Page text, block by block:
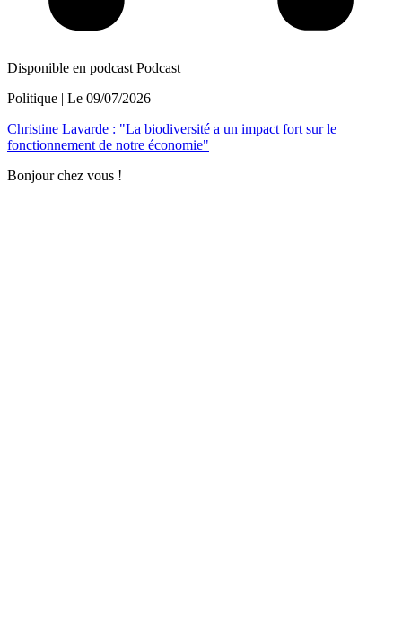
Disponible en podcast Podcast
Politique | Le 09/07/2026
Christine Lavarde : "La biodiversité a un impact fort sur le
fonctionnement de notre économie"
Bonjour chez vous !